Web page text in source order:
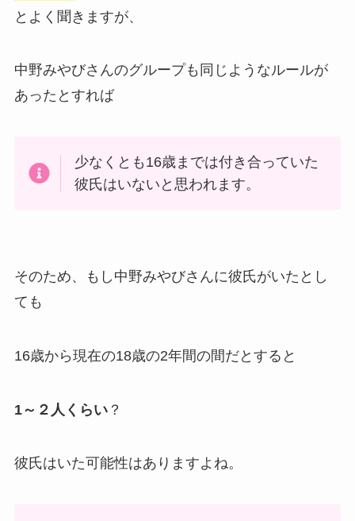
とよく聞きますが、
中野みやびさんのグループも同じようなルールが
あったとすれば
少なくとも16歳までは付き合っていた
彼氏はいないと思われます。
そのため、もし中野みやびさんに彼氏がいたとし
ても
16歳から現在の18歳の2年間の間だとすると
1～２人くらい？
彼氏はいた可能性はありますよね。